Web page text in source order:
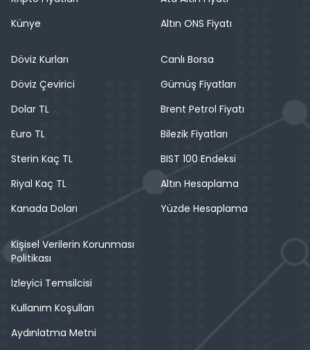
Künye
Altın ONS Fiyatı
Döviz Kurları
Döviz Çevirici
Dolar TL
Euro TL
Sterin Kaç TL
Riyal Kaç TL
Kanada Doları
Canlı Borsa
Gümüş Fiyatları
Brent Petrol Fiyatı
Bilezik Fiyatları
BIST 100 Endeksi
Altın Hesaplama
Yüzde Hesaplama
Kişisel Verilerin Korunması
Politikası
İzleyici Temsilcisi
Kullanım Koşulları
Aydınlatma Metni